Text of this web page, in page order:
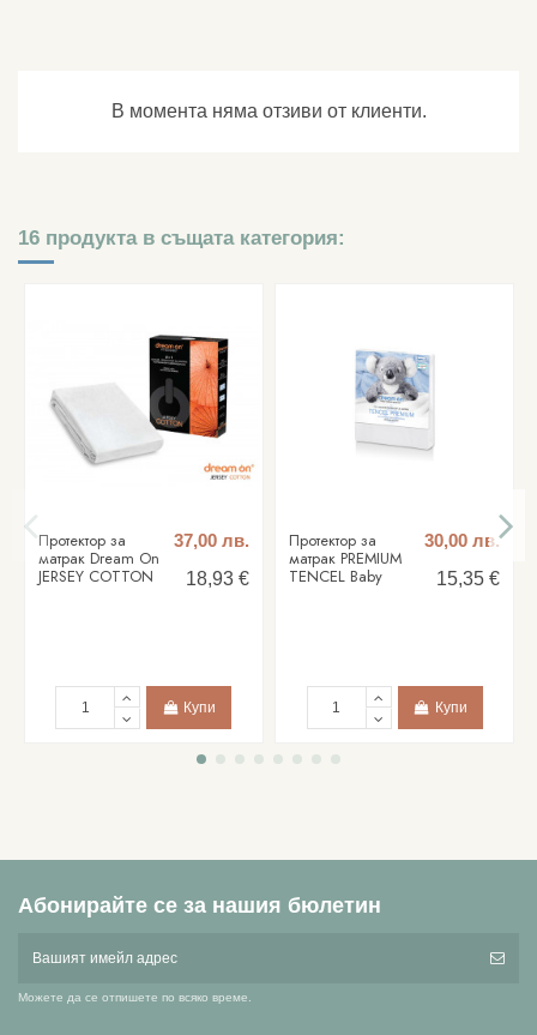
В момента няма отзиви от клиенти.
16 продукта в същата категория:
Протектор за
матрак Dream On
JERSEY COTTON
37,00 лв.
18,93 €
Купи
Протектор за
матрак PREMIUM
TENCEL Baby
30,00 лв.
15,35 €
Купи
Абонирайте се за нашия бюлетин
Можете да се отпишете по всяко време.